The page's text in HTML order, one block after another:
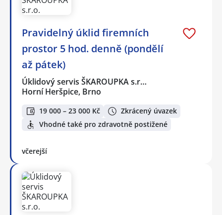
Pravidelný úklid firemních
prostor 5 hod. denně (pondělí
až pátek)
Úklidový servis ŠKAROUPKA s.r…
Horní Heršpice, Brno
19 000 – 23 000 Kč
Zkrácený úvazek
Vhodné také pro zdravotně postižené
včerejší